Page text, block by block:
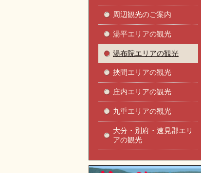
周辺観光のご案内
湯平エリアの観光
湯布院エリアの観光
挾間エリアの観光
庄内エリアの観光
九重エリアの観光
大分・別府・速見郡エリ
アの観光